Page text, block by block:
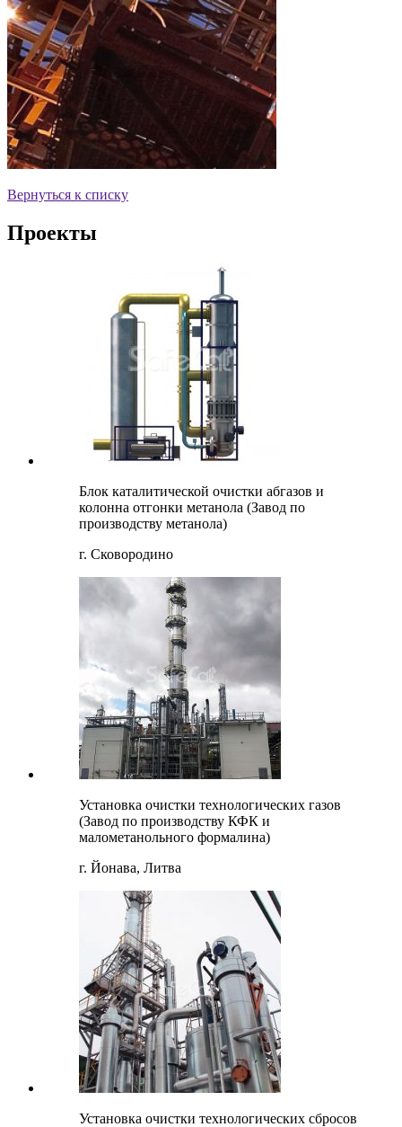
Вернуться к списку
Проекты
Блок каталитической очистки абгазов и
колонна отгонки метанола (Завод по
производству метанола)
г. Сковородино
Установка очистки технологических газов
(Завод по производству КФК и
малометанольного формалина)
г. Йонава, Литва
Установка очистки технологических сбросов